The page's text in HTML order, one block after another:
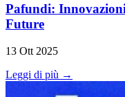
Pafundi:
Future
13 Ott 2025
Leggi di più →